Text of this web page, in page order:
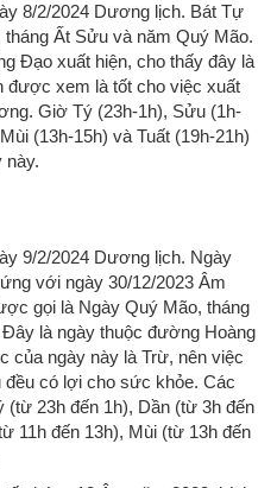
8/2/2024 Dương lịch. Bát Tự
Ất Sửu và năm Quý Mão.
Đạo xuất hiện, cho thấy đây là
được xem là tốt cho việc xuất
Giờ Tý (23h-1h), Sửu (1h-
(13h-15h) và Tuất (19h-21h)
này.
9/2/2024 Dương lịch. Ngày
với ngày 30/12/2023 Âm
gọi là Ngày Quý Mão, tháng
là ngày thuộc đường Hoàng
của ngày này là Trừ, nên việc
có lợi cho sức khỏe. Các
(từ 23h đến 1h), Dần (từ 3h đến
11h đến 13h), Mùi (từ 13h đến